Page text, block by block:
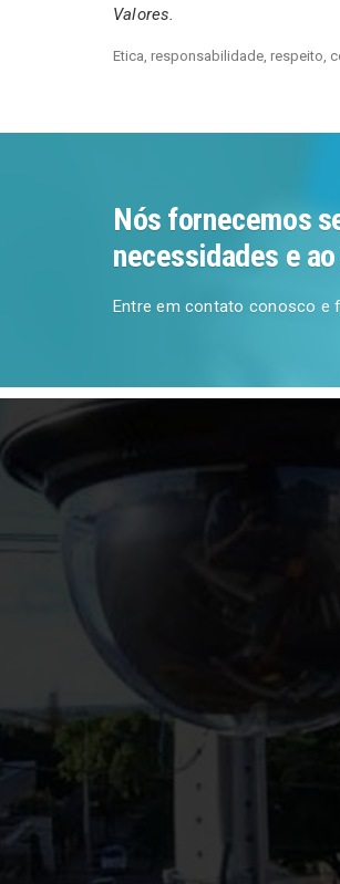
Valores.
Etica, responsabilidade, respeito,
Nós fornecemos
necessidades e
Entre em contato conosco e